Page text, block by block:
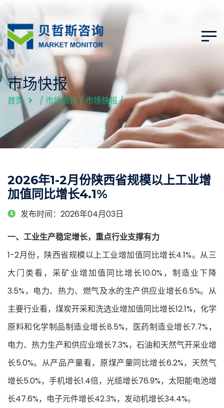
市场快报
首页 / 市场资讯/市场快报/
2026年1-2月份陕西省规模以上工业增
加值同比增长4.1%
发布时间：2026年04月03日
一、工业生产稳定增长，重点行业支撑有力
1-2月份，陕西省规模以上工业增加值同比增长4.1%。从三
大门类看，采矿业增加值同比增长10.0%，制造业下降
3.5%，电力、热力、燃气及水的生产供应业增长6.5%。从
主要行业看，煤炭开采和洗选业增加值同比增长12.1%，化学
原料和化学制品制造业增长8.5%，医药制造业增长7.7%，
电力、热力生产和供应业增长7.3%，石油和天然气开采业增
长5.0%。从产品产量看，原煤产量同比增长6.2%，天然气
增长5.0%，手机增长1.4倍，光缆增长76.9%，太阳能电池增
长47.6%，电子元件增长42.3%，发动机增长34.4%。